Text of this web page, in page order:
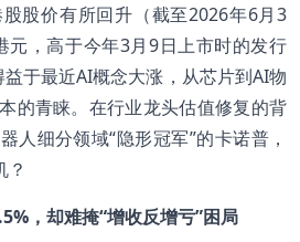
股价有所回升（截至2026年6月3
元，高于今年3月9日上市时的发行
于最近AI概念大涨，从芯片到AI物
的青睐。在行业龙头估值修复的背
人细分领域“隐形冠军”的卡诺普，
？
，却难掩“增收反增亏”困局